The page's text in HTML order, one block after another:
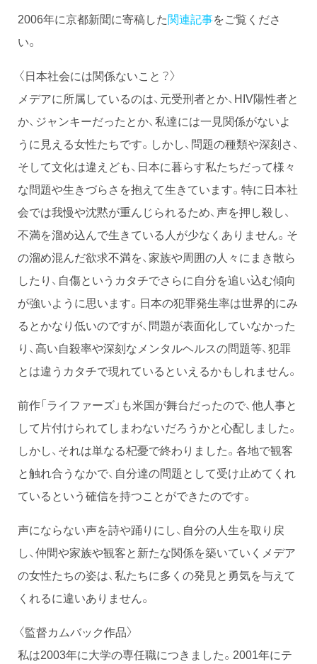
2006年に京都新聞に寄稿した関連記事をご覧くださ
い。
〈日本社会には関係ないこと？〉
メデアに所属しているのは、元受刑者とか、HIV陽性者と
か、ジャンキーだったとか、私達には一見関係がないよ
うに見える女性たちです。しかし、問題の種類や深刻さ、
そして文化は違えども、日本に暮らす私たちだって様々
な問題や生きづらさを抱えて生きています。特に日本社
会では我慢や沈黙が重んじられるため、声を押し殺し、
不満を溜め込んで生きている人が少なくありません。そ
の溜め混んだ欲求不満を、家族や周囲の人々にまき散ら
したり、自傷というカタチでさらに自分を追い込む傾向
が強いように思います。日本の犯罪発生率は世界的にみ
るとかなり低いのですが、問題が表面化していなかった
り、高い自殺率や深刻なメンタルヘルスの問題等、犯罪
とは違うカタチで現れているといえるかもしれません。
前作「ライファーズ」も米国が舞台だったので、他人事と
して片付けられてしまわないだろうかと心配しました。
しかし、それは単なる杞憂で終わりました。各地で観客
と触れ合うなかで、自分達の問題として受け止めてくれ
ているという確信を持つことができたのです。
声にならない声を詩や踊りにし、自分の人生を取り戻
し、仲間や家族や観客と新たな関係を築いていくメデア
の女性たちの姿は、私たちに多くの発見と勇気を与えて
くれるに違いありません。
〈監督カムバック作品〉
私は2003年に大学の専任職につきました。2001年にテ